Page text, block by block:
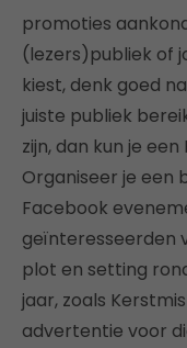
promoties
(lezers)publiek of
kiest, denk goed
juiste publiek
zijn, dan kun je
Organiseer je een
Facebook
geïnteresseerden
plot en setting
jaar, zoals
advertentie voor